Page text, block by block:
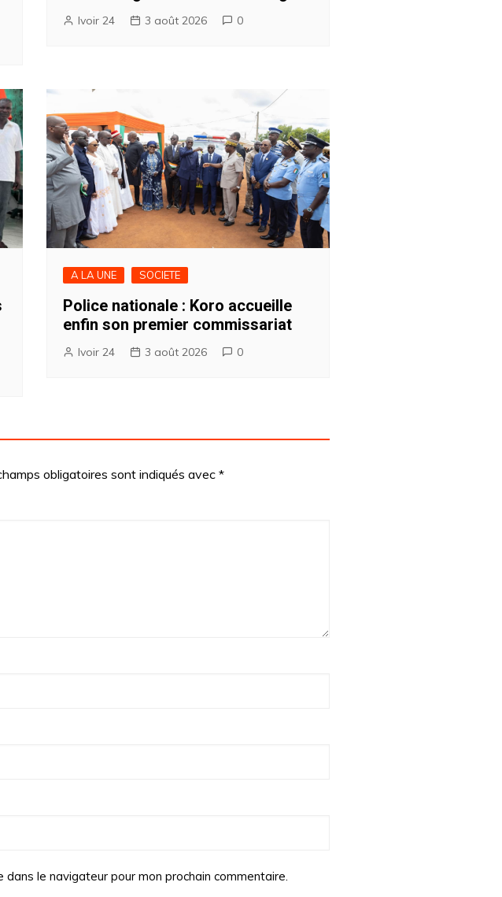
Ivoir 24 3 août 2026 0
A LA UNE SOCIETE
Police nationale : Koro accueille
enfin son premier commissariat
Ivoir 24 3 août 2026 0
obligatoires sont indiqués avec *
le navigateur pour mon prochain commentaire.